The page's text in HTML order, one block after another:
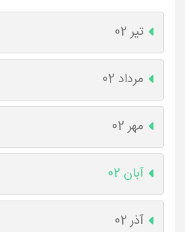
تیر 02
مرداد 02
مهر 02
آبان 02
آذر 02